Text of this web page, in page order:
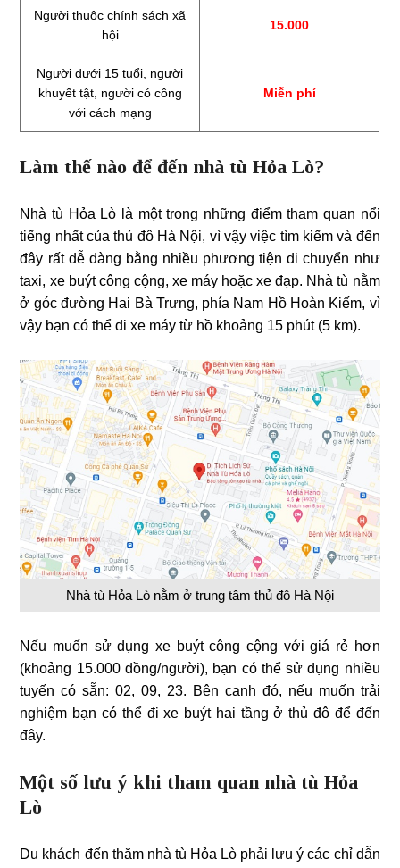
Người thuộc chính sách xã
hội
15.000
Người dưới 15 tuổi, người
khuyết tật, người có công
với cách mạng
Miễn phí
Làm thế nào để đến nhà tù Hỏa Lò?
Nhà tù Hỏa Lò là một trong những điểm tham quan nổi
tiếng nhất của thủ đô Hà Nội, vì vậy việc tìm kiếm và đến
đây rất dễ dàng bằng nhiều phương tiện di chuyển như
taxi, xe buýt công cộng, xe máy hoặc xe đạp. Nhà tù nằm
ở góc đường Hai Bà Trưng, ​​phía Nam Hồ Hoàn Kiếm, vì
vậy bạn có thể đi xe máy từ hồ khoảng 15 phút (5 km).
Nhà tù Hỏa Lò nằm ở trung tâm thủ đô Hà Nội
Nếu muốn sử dụng xe buýt công cộng với giá rẻ hơn
(khoảng 15.000 đồng/người), bạn có thể sử dụng nhiều
tuyến có sẵn: 02, 09, 23. Bên cạnh đó, nếu muốn trải
nghiệm bạn có thể đi xe buýt hai tầng ở thủ đô để đến
đây.
Một số lưu ý khi tham quan nhà tù Hỏa
Lò
Du khách đến thăm nhà tù Hỏa Lò phải lưu ý các chỉ dẫn